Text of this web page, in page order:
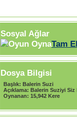
Sosyal Ağlar
Tam
Dosya Bilgisi
Başlık: Balerin Suzi
Açıklama: Balerin Suziyi Siz
Oynanan: 15,942 Kere